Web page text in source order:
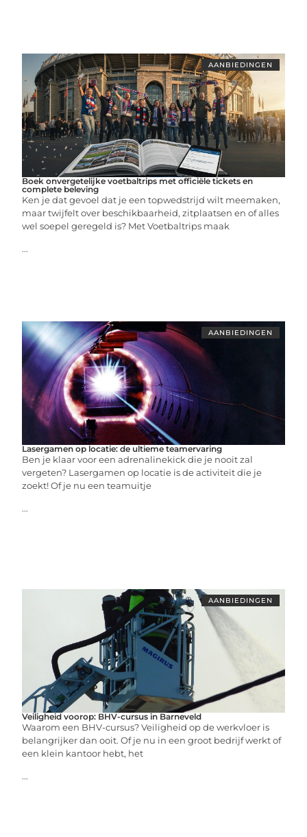
AANBIEDINGEN
Boek onvergetelijke voetbaltrips met officiële tickets en
complete beleving
Ken je dat gevoel dat je een topwedstrijd wilt meemaken,
maar twijfelt over beschikbaarheid, zitplaatsen en of alles
wel soepel geregeld is? Met Voetbaltrips maak
...
AANBIEDINGEN
Lasergamen op locatie: de ultieme teamervaring
Ben je klaar voor een adrenalinekick die je nooit zal
vergeten? Lasergamen op locatie is de activiteit die je
zoekt! Of je nu een teamuitje
...
AANBIEDINGEN
Veiligheid voorop: BHV-cursus in Barneveld
Waarom een BHV-cursus? Veiligheid op de werkvloer is
belangrijker dan ooit. Of je nu in een groot bedrijf werkt of
een klein kantoor hebt, het
...